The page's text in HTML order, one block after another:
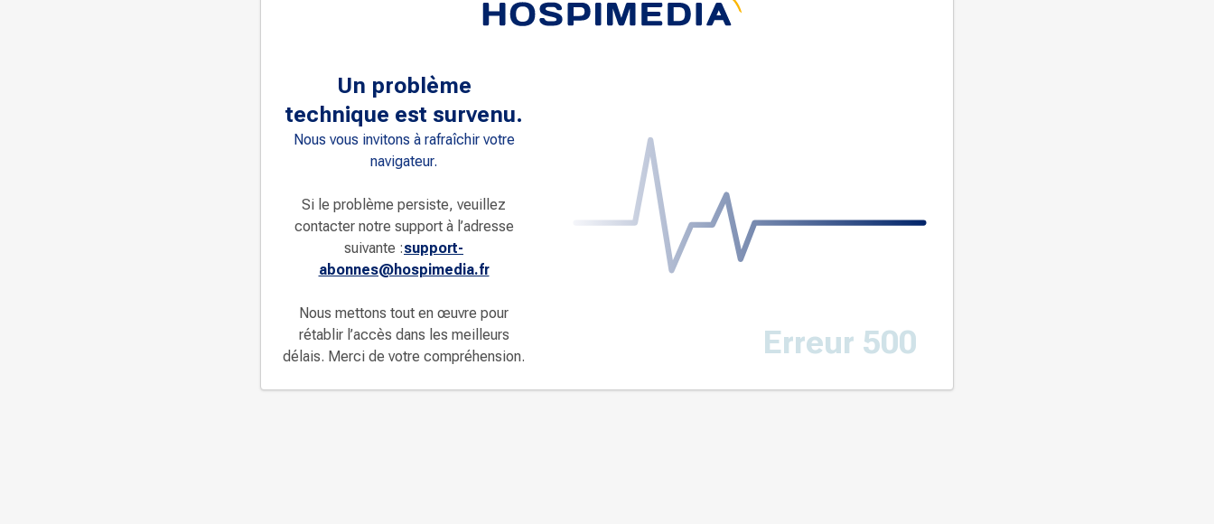
Un problème
technique est survenu.
Nous vous invitons à rafraîchir votre
navigateur.
Si le problème persiste, veuillez
contacter notre support à l’adresse
suivante :support-
abonnes@hospimedia.fr
Nous mettons tout en œuvre pour
rétablir l’accès dans les meilleurs
délais. Merci de votre compréhension.
Erreur 500